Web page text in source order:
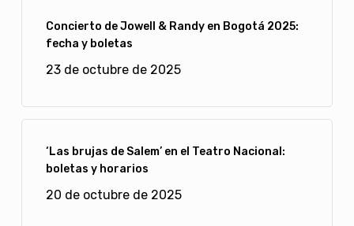
Concierto de Jowell & Randy en Bogotá 2025:
fecha y boletas
23 de octubre de 2025
‘Las brujas de Salem’ en el Teatro Nacional:
boletas y horarios
20 de octubre de 2025